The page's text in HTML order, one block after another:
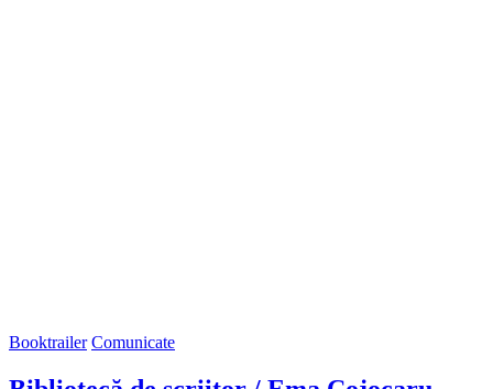
Booktrailer Comunicate